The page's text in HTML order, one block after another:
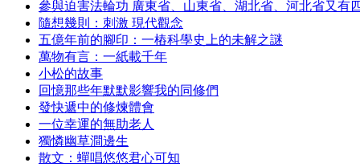
參與迫害法輪功 廣東省、山東省、湖北省、河北省又有
隨想幾則：刺激 現代觀念
五億年前的腳印：一樁科學史上的未解之謎
萬物有言：一紙載千年
小松的故事
回憶那些年默默影響我的同修們
發快遞中的修煉體會
一位幸運的無助老人
獨憐幽草澗邊生
散文：蟬唱悠悠君心可知